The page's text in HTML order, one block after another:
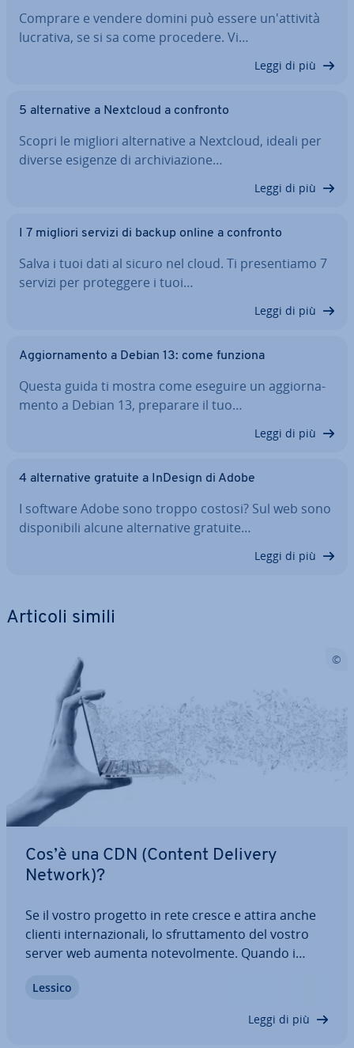
Comprare e vendere domini può essere un'at­ti­vi­tà
lucrativa, se si sa come procedere. Vi…
Leggi di più
5 al­ter­na­ti­ve a Nextcloud a confronto
Scopri le migliori al­ter­na­ti­ve a Nextcloud, ideali per
diverse esigenze di ar­chi­via­zio­ne…
Leggi di più
I 7 migliori servizi di backup online a confronto
Salva i tuoi dati al sicuro nel cloud. Ti pre­sen­tia­mo 7
servizi per pro­teg­ge­re i tuoi…
Leggi di più
Ag­gior­na­men­to a Debian 13: come funziona
Questa guida ti mostra come eseguire un ag­gior­na­
men­to a Debian 13, preparare il tuo…
Leggi di più
4 al­ter­na­ti­ve gratuite a InDesign di Adobe
I software Adobe sono troppo costosi? Sul web sono
di­spo­ni­bi­li alcune al­ter­na­ti­ve gratuite…
Leggi di più
Articoli simili
Cos’è una CDN (Content Delivery
Network)?
Se il vostro progetto in rete cresce e attira anche
clienti in­ter­na­zio­na­li, lo sfrut­ta­men­to del vostro
server web aumenta no­te­vol­men­te. Quando i
mondo, a lungo andare risultano tempi di ca­ri­ca­
Lessico
Leggi di più